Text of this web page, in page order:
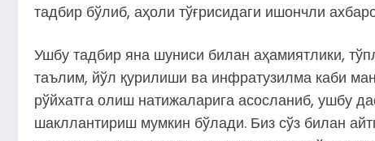
тадбир бўлиб, аҳоли тўғрисидаги ишончли
Ушбу тадбир яна шуниси билан аҳамиятлики,
таълим, йўл қурилиши ва инфратузилма каби
рўйхатга олиш натижаларига асосланиб, ушбу
шакллантириш мумкин бўлади. Биз сўз билан